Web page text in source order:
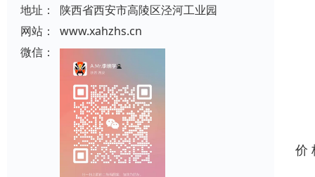
地址：
陕西省西安市高陵区泾河工业园
网站：
www.xahzhs.cn
微信：
价